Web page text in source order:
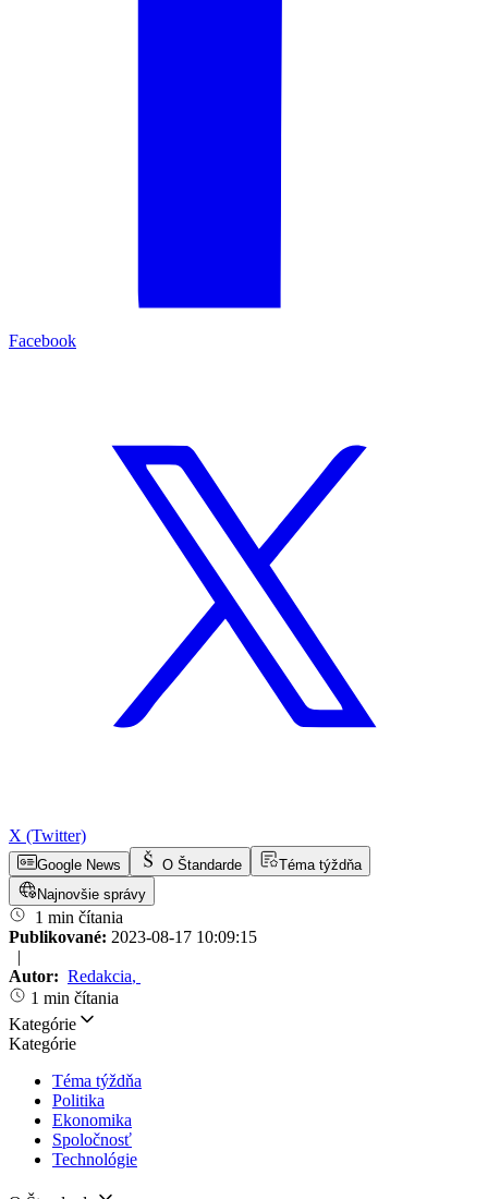
Facebook
X (Twitter)
Google News O Štandarde
Téma týždňa
Najnovšie správy
1 min čítania
Publikované: 2023-08-17 10:09:15
|
Autor: Redakcia,
1 min čítania
Kategórie
Kategórie
Téma týždňa
Politika
Ekonomika
Spoločnosť
Technológie